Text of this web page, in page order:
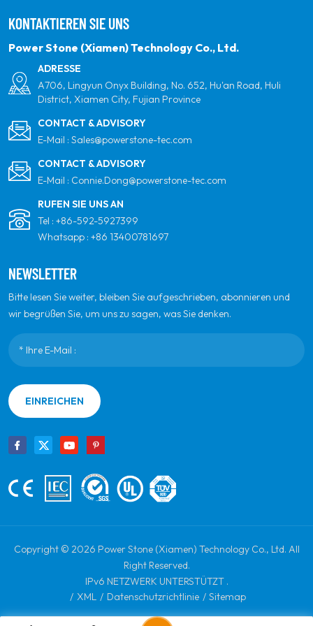
Energieprodukten und Ihrem vertrauenswürdigsten
globalen Partner für Qualität, Professionalität und
KONTAKTIEREN SIE UNS
Power Stone (Xiamen) Technology Co., Ltd.
ADRESSE
A706, Lingyun Onyx Building, No. 652, Hu'an Road, Huli
District, Xiamen City, Fujian Province
CONTACT & ADVISORY
E-Mail : Sales@powerstone-tec.com
CONTACT & ADVISORY
E-Mail : Connie.Dong@powerstone-tec.com
RUFEN SIE UNS AN
Tel : +86-592-5927399
Whatsapp : +86 13400781697
NEWSLETTER
Bitte lesen Sie weiter, bleiben Sie aufgeschrieben, abonnieren und
wir begrüßen Sie, um uns zu sagen, was Sie denken.
EINREICHEN
Copyright © 2026 Power Stone (Xiamen) Technology Co., Ltd. All
Right Reserved.
IPv6 NETZWERK UNTERSTÜTZT .
/ XML / Datenschutzrichtlinie / Sitemap